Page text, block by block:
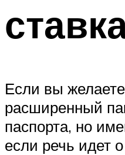
Если вы
расширенный
паспорта, но
если речь идет